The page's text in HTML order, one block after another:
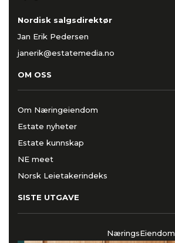
Nordisk salgsdirektør
Jan Erik Pedersen
janerik@estatemedia.no
OM OSS
Om Næringeiendom
Estate nyheter
Estate kunnskap
NE meet
Norsk Leietakerindeks
SISTE UTGAVE
NæringsEiendom